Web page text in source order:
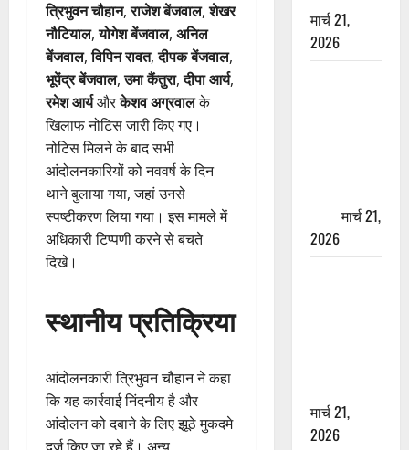
त्रिभुवन चौहान,राजेश बेंजवाल,शेखर
नौटियाल,योगेश बेंजवाल, अनिल
बेंजवाल,विपिन रावत,दीपक बेंजवाल,
भूपेंद्र बेंजवाल,उमा कैंतुरा,दीपा आर्य,
रमेश आर्यऔरकेशव अग्रवालके
खिलाफ नोटिस जारी किए गए।
नोटिस मिलने के बाद सभी
आंदोलनकारियों को नववर्ष के दिन
थाने बुलाया गया, जहां उनसे
स्पष्टीकरण लिया गया। इस मामले में
अधिकारी टिप्पणी करने से बचते
दिखे।
स्थानीय प्रतिक्रिया
आंदोलनकारी त्रिभुवन चौहान ने कहा
कि यह कार्रवाई निंदनीय है और
आंदोलन को दबाने के लिए झूठे मुकदमे
मार्च 21,
2026
मार्च 21,
2026
मार्च 21,
2026